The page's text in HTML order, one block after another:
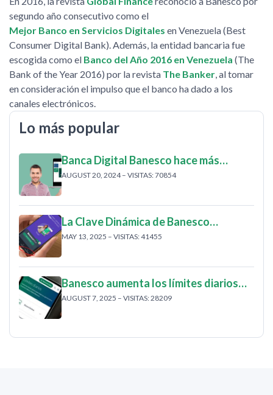
segundo año consecutivo como el
Mejor Banco en Servicios Digitales en Venezuela (Best
Consumer Digital Bank). Además, la entidad bancaria fue
escogida como el Banco del Año 2016 en Venezuela (The
Bank of the Year 2016) por la revista The Banker , al tomar
en consideración el impulso que el banco ha dado a los
canales electrónicos.
Lo más popular
Banca Digital Banesco hace más…
AUGUST 20, 2024 – VISITAS: 70854
La Clave Dinámica de Banesco…
MAY 13, 2025 – VISITAS: 41455
Banesco aumenta los límites diarios…
AUGUST 7, 2025 – VISITAS: 28209